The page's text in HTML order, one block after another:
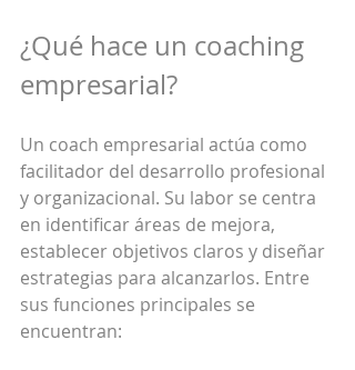
¿Qué hace un coaching
empresarial?
Un coach empresarial actúa como
facilitador del desarrollo profesional
y organizacional. Su labor se centra
en identificar áreas de mejora,
establecer objetivos claros y diseñar
estrategias para alcanzarlos. Entre
sus funciones principales se
encuentran: